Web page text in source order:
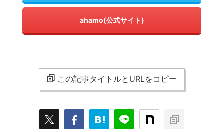
ahamo(公式サイト)
この記事タイトルとURLをコピー